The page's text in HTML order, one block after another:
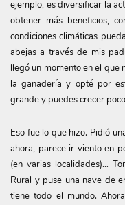
ejemplo, es diversificar la
obtener más beneficios,
condiciones climáticas
abejas a través de mis
llegó un momento en el que
la ganadería y opté por
grande y puedes crecer
Eso fue lo que hizo. Pidió
ahora, parece ir viento en
(en varias localidades)…
Rural y puse una nave de
tiene todo el mundo.